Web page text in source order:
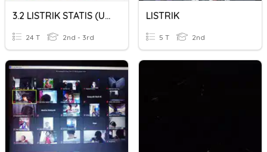
3.2 LISTRIK STATIS (UH.2)
24 T 2nd - 3rd
LISTRIK
5 T 2nd